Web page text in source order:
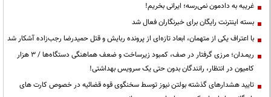
غریبه به دادمون نمی‌رسه؛ ایرانی بخریم!
بسته اینترنت رایگان برای خبرنگاران فعال شد
با اعتراف یکی از متهمان، ابعاد تازه‌ای از پرونده ربایش و قتل حمیدرضا رجب‌زاده آشکار شد
ریمـدان؛ مرزی گرفتار در صف، کمبود زیرساخت و ضعف هماهنگی دستگاه‌ها / ۳ هزار
کامیون در انتظار، رانندگان بدون حتی یک سرویس بهداشتی!
تایید هشدارهای گذشته بولتن نیوز توسط سخنگوی قوه قضائیه در خصوص کارت های